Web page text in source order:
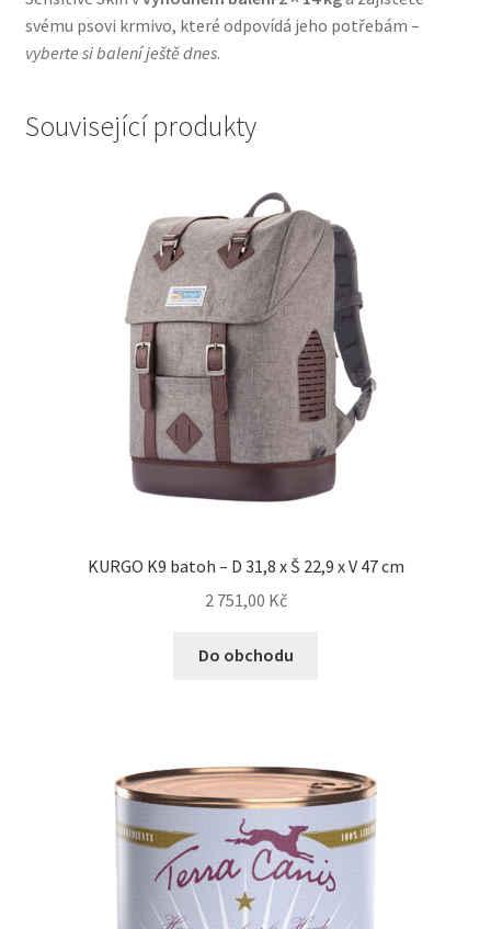
svému psovi krmivo, které odpovídá jeho potřebám –
vyberte si balení ještě dnes.
Související produkty
KURGO K9 batoh – D 31,8 x Š 22,9 x V 47 cm
2 751,00 Kč
Do obchodu